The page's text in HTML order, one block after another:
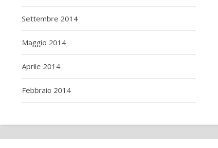
Settembre 2014
Maggio 2014
Aprile 2014
Febbraio 2014